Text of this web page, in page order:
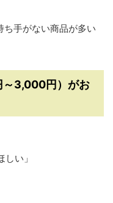
ち手がない商品が多い
～3,000円）がお
い」